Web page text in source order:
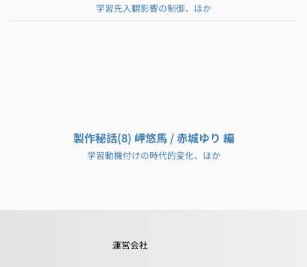
学習先入観影響の制御、ほか
製作秘話(8) 岬悠馬 / 赤城ゆり 編
学習動機付けの時代的変化、ほか
運営会社